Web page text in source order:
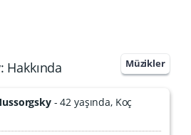
Müzikler
42 yaşında Koç